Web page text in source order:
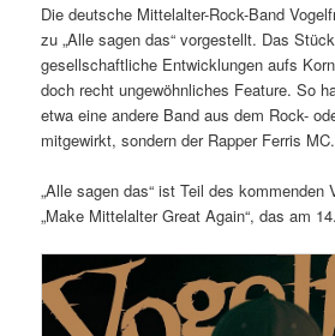
Die deutsche Mittelalter-Rock-Band
zu „Alle sagen das“ vorgestellt. Das
gesellschaftliche Entwicklungen aufs
doch recht ungewöhnliches Feature. So
etwa eine andere Band aus dem Rock-
mitgewirkt, sondern der Rapper Ferris MC.
„Alle sagen das“ ist Teil des kommenden
„Make Mittelalter Great Again“, das am